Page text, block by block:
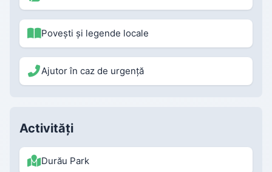
Povești și legende locale
Ajutor în caz de urgență
Activități
Durău Park